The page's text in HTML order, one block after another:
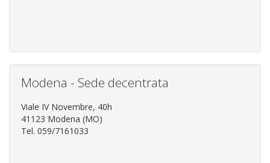
Modena - Sede decentrata
Viale IV Novembre, 40h
41123 Modena (MO)
Tel. 059/7161033